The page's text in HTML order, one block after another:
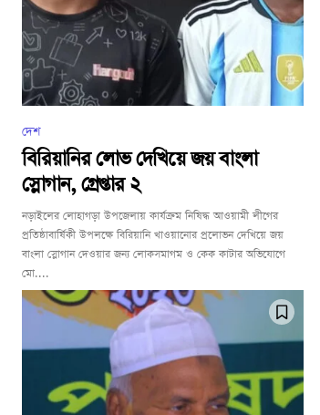
দেশ
বিরিয়ানির লোভ দেখিয়ে জয় বাংলা
স্লোগান, গ্রেপ্তার ২
নড়াইলের লোহাগড়া উপজেলায় কার্যক্রম নিষিদ্ধ আওয়ামী লীগের
প্রতিষ্ঠাবার্ষিকী উপলক্ষে বিরিয়ানি খাওয়ানোর প্রলোভন দেখিয়ে জয়
বাংলা স্লোগান দেওয়ার জন্য লোকসমাগম ও কেক কাটার অভিযোগে
মো....